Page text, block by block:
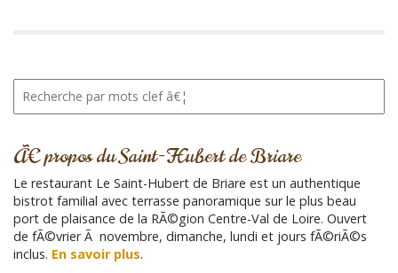
i
n
Ã
‰
v
Ã
¨
n
e
c
h
e
p
o
Ã€ propos du Saint-Hubert de Briare
Le restaurant Le Saint-Hubert de Briare est un authentique
bistrot familial avec terrasse panoramique sur le plus beau
port de plaisance de la RÃ©gion Centre-Val de Loire. Ouvert
de fÃ©vrier Ã novembre, dimanche, lundi et jours fÃ©riÃ©s
inclus. En savoir plus.